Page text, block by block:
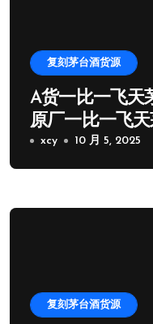
复刻茅台酒货源
A货一比一飞天
原厂一比一飞
xcy 10 月 5, 2025
复刻茅台酒货源